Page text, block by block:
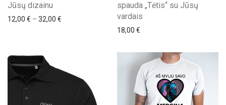
Jūsų dizainu
12,00 € – 32,00 € Price range: 12,00 € through 32,00 €
spauda „Tėtis“ su Jūsų
vardais
18,00 €